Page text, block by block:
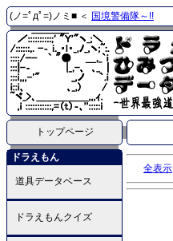
(ノ=ﾟдﾟ=)ノミ■ ＜ 国境警備隊～!!
トップページ
ドラえもん
道具データベース
ドラえもんクイズ
全表示